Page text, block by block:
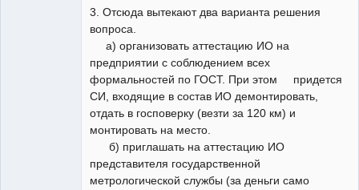
3. Отсюда вытекают два варианта решения
вопроса.
а) организовать аттестацию ИО на
предприятии с соблюдением всех
формальностей по ГОСТ. При этом придется
СИ, входящие в состав ИО демонтировать,
отдать в госповерку (везти за 120 км) и
монтировать на место.
б) приглашать на аттестацию ИО
представителя государственной
метрологической службы (за деньги само